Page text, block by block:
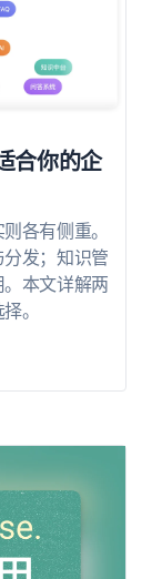
合你的企
各有侧重。
发；知识管
本文详解两
。